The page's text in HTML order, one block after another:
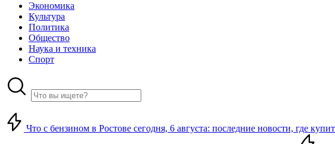
Экономика
Культура
Политика
Общество
Наука и техника
Спорт
Что с бензином в Ростове сегодня, 6 августа: последние новости, где